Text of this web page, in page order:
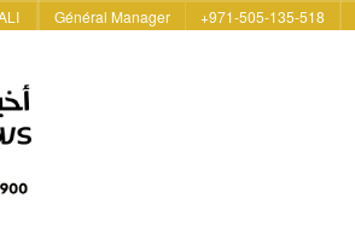
971-505-135-518+
Général Manager